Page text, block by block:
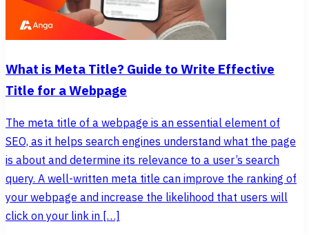
What is Meta Title? Guide to Write Effective
Title for a Webpage
The meta title of a webpage is an essential element of
SEO, as it helps search engines understand what the page
is about and determine its relevance to a user’s search
query. A well-written meta title can improve the ranking of
your webpage and increase the likelihood that users will
click on your link in […]